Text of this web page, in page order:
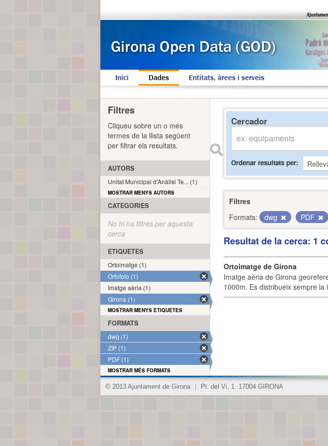
Inici Dades Entitats, àrees i serveis
Cercador
Ordenar resultats per
Filtres
Formats:
dwg PDF
Resultat de la cerca: 1
Ortoimatge de Girona
Imatge aèria de Girona
1000m. Es distribueix sempre la
Filtres
Cliqueu sobre un o més
termes de la llista següent
per filtrar els resultats.
AUTORS
Unitat Municipal d'Anàlisi Te... (1)
MOSTRAR MENYS AUTORS
CATEGORIES
No hi ha filtres per aquesta
cerca
ETIQUETES
Ortoimatge (1)
Ortofoto (1)
Imatge aèria (1)
Girona (1)
MOSTRAR MENYS ETIQUETES
FORMATS
dwg (1)
ZIP (1)
PDF (1)
MOSTRAR MÉS FORMATS
© 2013 Ajuntament de Girona Pl. del Vi, 1. 17004 GIRONA